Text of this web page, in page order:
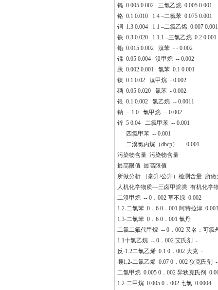
镉 0.005 0.002 三氯乙烷 0.005 0.001
铬 0.1 0.010 1.4 –二氯苯 0.075 0.001
铜 1.3 0.004 1.1 –二氯乙烯 0.007 0.001
铁 0.3 0.020 1.1.1 –三氯乙烷 0.2 0.001
铅 0.015 0.002 溴苯 - - 0.002
锰 0.05 0.004 溴甲烷 -- 0.002
汞 0.002 0.001 氯苯 0.1 0.001
镍 0.1 0.02 溴甲烷 - 0.002
硒 0.05 0.020 氯苯 - 0.002
银 0.1 0.002 氯乙烷 -- 0.0011
钠 -- 1.0 氯甲烷 -- 0.002
锌 5 0.04 二氯甲苯 -- 0.001
四氯甲苯 -- 0.001
二溴氯丙烷（dbcp） -- 0.001
污染物含量 污染物含量
最高限值 最高限值
所做分析 （毫升/公升）检测含量 所
人机化学物质—三卤甲烷类 有机化学
二溴甲烷 -- 0．002 草不绿 0.002
1.2-二氯苯 0．6 0．001 阿特拉津
1.3-二氯苯 0．6 0．001 氯丹
二氯二氟代甲烷 -- 0．002 又名：可氯
1.1十氯乙烷 -- 0．002 艾氏剂 -
反-1.2二氯乙烯 0.1 0．002 大克 -
顺1.2-二氯乙烯 0.07 0．002 狄克氏剂
二氯甲烷 0.005 0．002 异狄克氏剂
1.2-二甲烷 0.005 0．002 七氯 0.0004